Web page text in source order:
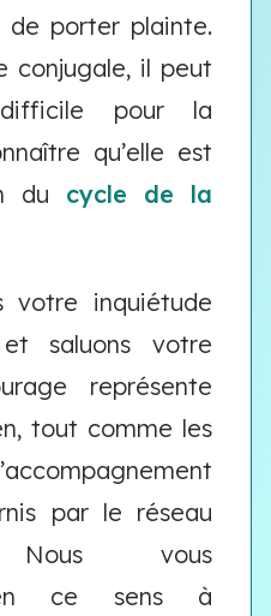
porter plainte.
conjugale, il peut
pour la
qu’elle est
du cycle de la
votre inquiétude
saluons votre
représente
tout comme les
par le réseau
Nous vous
en ce sens à